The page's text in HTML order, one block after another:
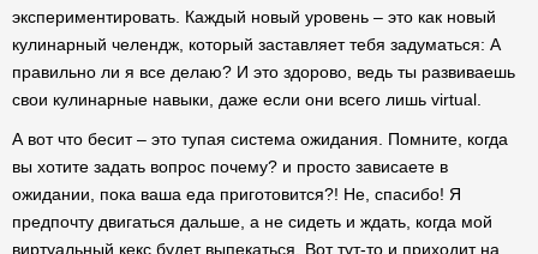
экспериментировать. Каждый новый уровень – это как новый
кулинарный челендж, который заставляет тебя задуматься: А
правильно ли я все делаю? И это здорово, ведь ты развиваешь
свои кулинарные навыки, даже если они всего лишь virtual.
А вот что бесит – это тупая система ожидания. Помните, когда
вы хотите задать вопрос почему? и просто зависаете в
ожидании, пока ваша еда приготовится?! Не, спасибо! Я
предпочту двигаться дальше, а не сидеть и ждать, когда мой
виртуальный кекс будет выпекаться. Вот тут-то и приходит на